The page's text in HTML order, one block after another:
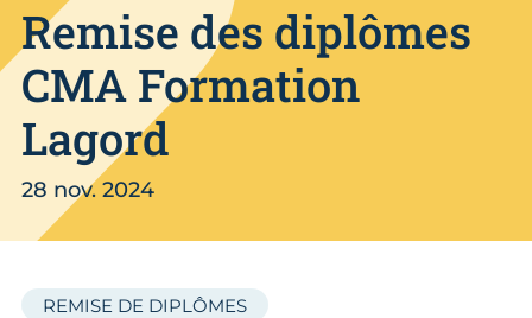
Remise des diplômes
CMA Formation
Lagord
28 nov. 2024
REMISE DE DIPLÔMES